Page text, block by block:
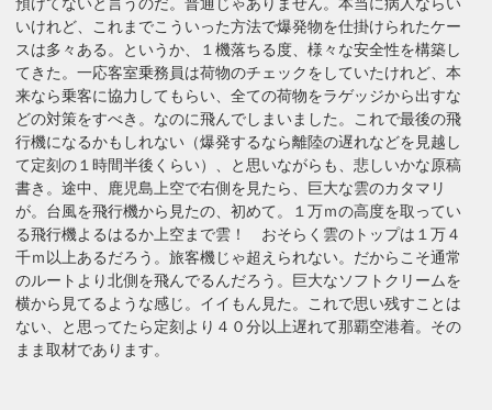
いけれど、これまでこういった方法で爆発物を仕掛けられたケー
スは多々ある。というか、１機落ちる度、様々な安全性を構築し
てきた。一応客室乗務員は荷物のチェックをしていたけれど、本
来なら乗客に協力してもらい、全ての荷物をラゲッジから出すな
どの対策をすべき。なのに飛んでしまいました。これで最後の飛
行機になるかもしれない（爆発するなら離陸の遅れなどを見越し
て定刻の１時間半後くらい）、と思いながらも、悲しいかな原稿
書き。途中、鹿児島上空で右側を見たら、巨大な雲のカタマリ
が。台風を飛行機から見たの、初めて。１万ｍの高度を取ってい
る飛行機よるはるか上空まで雲！ おそらく雲のトップは１万４
千ｍ以上あるだろう。旅客機じゃ超えられない。だからこそ通常
のルートより北側を飛んでるんだろう。巨大なソフトクリームを
横から見てるような感じ。イイもん見た。これで思い残すことは
ない、と思ってたら定刻より４０分以上遅れて那覇空港着。その
まま取材であります。